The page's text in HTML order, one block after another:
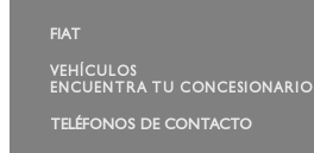
FIAT
VEHÍCULOS
ENCUENTRA TU CONCESIONARIO
TELÉFONOS DE CONTACTO